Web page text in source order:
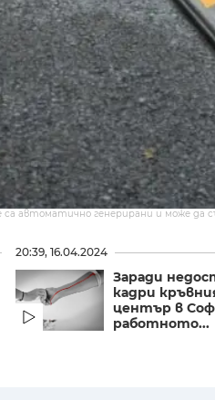
автоматично генерирани и може да
20:39, 16.04.2024
Заради
кадри
център в
работното...